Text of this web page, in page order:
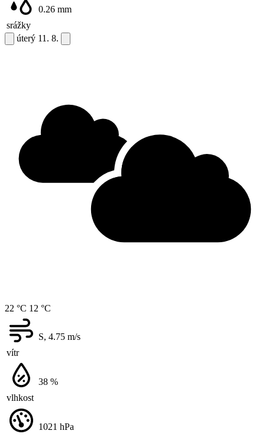
srážky
0.26 mm
úterý 11. 8.
22 °C 12 °C
vítr
S, 4.75 m/s
vlhkost
38 %
1021 hPa